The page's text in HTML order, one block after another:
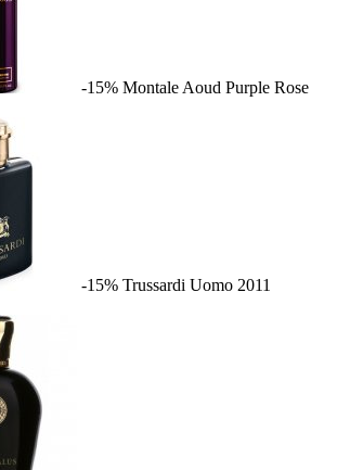
-15% Montale Aoud Purple Rose
-15% Trussardi Uomo 2011